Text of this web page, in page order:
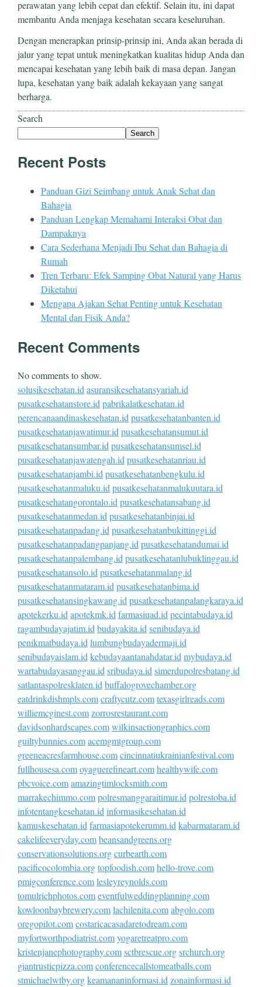
perawatan yang lebih cepat dan efektif. Selain itu, ini dapat
membantu Anda menjaga kesehatan secara keseluruhan.
Dengan menerapkan prinsip-prinsip ini, Anda akan berada di
jalur yang tepat untuk meningkatkan kualitas hidup Anda dan
mencapai kesehatan yang lebih baik di masa depan. Jangan
lupa, kesehatan yang baik adalah kekayaan yang sangat
berharga.
Search
Search
Recent Posts
Panduan Gizi Seimbang untuk Anak Sehat dan
Bahagia
Panduan Lengkap Memahami Interaksi Obat dan
Dampaknya
Cara Sederhana Menjadi Ibu Sehat dan Bahagia di
Rumah
Tren Terbaru: Efek Samping Obat Natural yang Harus
Diketahui
Mengapa Ajakan Sehat Penting untuk Kesehatan
Mental dan Fisik Anda?
Recent Comments
No comments to show.
solusikesehatan.idasuransikesehatansyariah.id
pusatkesehatanstore.idpabrikalatkesehatan.id
perencanaandinaskesehatan.idpusatkesehatanbanten.id
pusatkesehatanjawatimur.idpusatkesehatansumut.id
pusatkesehatansumbar.idpusatkesehatansumsel.id
pusatkesehatanjawatengah.idpusatkesehatanriau.id
pusatkesehatanjambi.idpusatkesehatanbengkulu.id
pusatkesehatanmaluku.idpusatkesehatanmalukuutara.id
pusatkesehatangorontalo.idpusatkesehatansabang.id
pusatkesehatanmedan.idpusatkesehatanbinjai.id
pusatkesehatanpadang.idpusatkesehatanbukittinggi.id
pusatkesehatanpadangpanjang.idpusatkesehatandumai.id
pusatkesehatanpalembang.idpusatkesehatanlubuklinggau.id
pusatkesehatansolo.idpusatkesehatanmalang.id
pusatkesehatanmataram.idpusatkesehatanbima.id
pusatkesehatansingkawang.idpusatkesehatanpalangkaraya.id
apotekerku.idapotekmk.idfarmasiuad.idpecintabudaya.id
ragambudayajatim.idbudayakita.idsenibudaya.id
penikmatbudaya.idlumbungbudayadermaji.id
senibudayaislam.idkebudayaantanahdatar.idmybudaya.id
wartabudayasanggau.idsribudaya.idsimerdupolresbatang.id
satlantaspolresklaten.idbuffalogrovechamber.org
eatdrinkdishmpls.comcraftycutz.comtexasgirlreads.com
williemcginest.comzorrosrestaurant.com
davidsonhardscapes.comwilkinsactiongraphics.com
guiltybunnies.comacemgmtgroup.com
greeneacresfarmhouse.comcincinnatiukrainianfestival.com
fullhousesa.comoyaguerefineart.comhealthywife.com
pbcvoice.comamazingtimlocksmith.com
marrakechimmo.compolresmanggaraitimur.idpolrestoba.id
infotentangkesehatan.idinformasikesehatan.id
kamuskesehatan.idfarmasiapotekerumm.idkabarmataram.id
cakelifeeveryday.combeansandgreens.org
conservationsolutions.orgcurbearth.com
pacificocolombia.orgtopfoodish.comhello-trove.com
pmigconference.comlesleyreynolds.com
tomulrichphotos.comeventfulweddingplanning.com
kowloonbaybrewery.comlachilenita.comabgolo.com
oregopilot.comcostaricacasadaretodream.com
myfortworthpodiatrist.comyogaretreatpro.com
kristenjanephotography.comsctbrescue.orgsrchurch.org
giantrusticpizza.comconferencecallstomeatballs.com
stmichaelwtby.orgkeamananinformasi.idzonainformasi.id